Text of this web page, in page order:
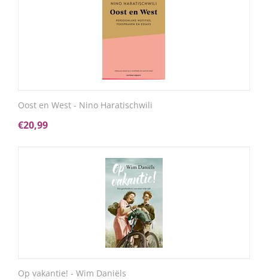
Oost en West - Nino Haratischwili
€20,99
Op vakantie! - Wim Daniëls